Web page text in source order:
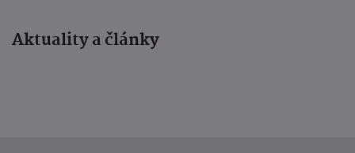
Aktuality a články